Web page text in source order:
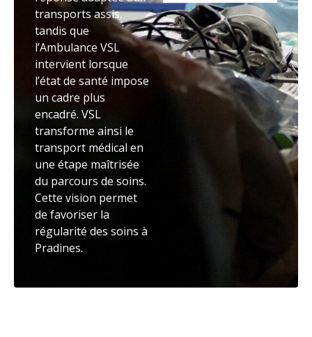
transports assis,
tandis que
l’Ambulance VSL
intervient lorsque
l’état de santé impose
un cadre plus
encadré. VSL
transforme ainsi le
transport médical en
une étape maîtrisée
du parcours de soins.
Cette vision permet
de favoriser la
régularité des soins à
Pradines.